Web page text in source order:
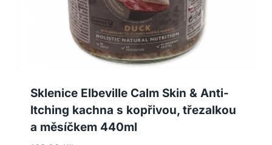
Sklenice Elbeville Calm Skin & Anti-
Itching kachna s kopřivou, třezalkou
a měsíčkem 440ml